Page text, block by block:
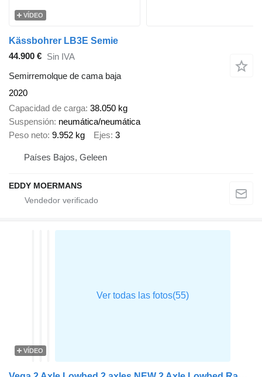
VÍDEO
Kässbohrer LB3E Semie
44.900 € Sin IVA
Semirremolque de cama baja
2020
Capacidad de carga 38.050 kg
Suspensión neumática/neumática
Peso neto 9.952 kg Ejes 3
Países Bajos, Geleen
EDDY MOERMANS
VÍDEO